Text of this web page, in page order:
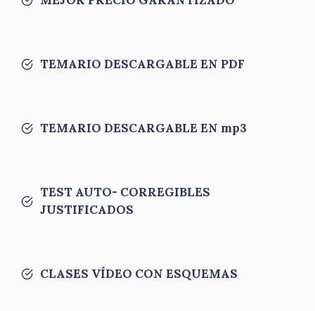
TEMARIO DESCARGABLE EN PDF
TEMARIO DESCARGABLE EN mp3
TEST AUTO- CORREGIBLES
JUSTIFICADOS
CLASES VÍDEO CON ESQUEMAS